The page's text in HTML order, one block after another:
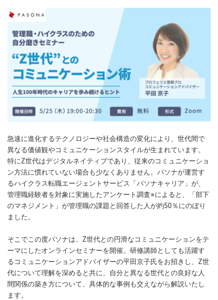
急速に進化するテクノロジーや社会構造の変化により、世代間で
異なる価値観やコミュニケーションスタイルが生まれています。
特にZ世代はデジタルネイティブであり、従来のコミュニケーショ
ン方法に慣れていない場合も少なくありません。パソナが運営す
るハイクラス転職エージェントサービス「パソナキャリア」が、
管理職経験者を対象に実施したアンケート調査※によると、「部下
のマネジメント」が管理職の課題と回答した人が約50％にのぼり
ました。
そこでこの度パソナは、Z世代との円滑なコミュニケーションをテ
ーマにしたオンラインセミナーを開催。研修講師としても活躍す
るコミュニケーションアドバイザーの平田京子氏をお招きし、Z世
代について理解を深めると共に、自分と異なる世代との良好な人
間関係の築き方について、具体的な事例も交えながら解説いたし
ます。